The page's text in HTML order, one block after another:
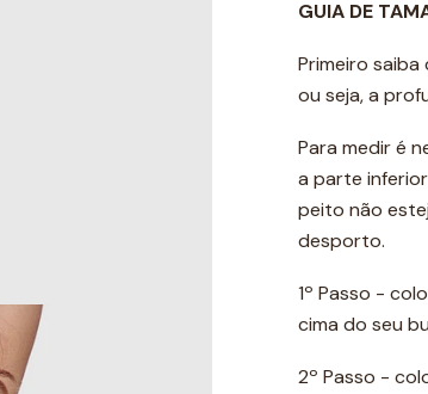
GUIA DE
Primeiro saiba
ou seja, a
Para medir é
a parte
peito não
desporto.
1º Passo -
cima do seu
2º Passo -